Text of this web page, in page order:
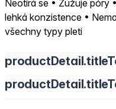
Neotírá se • Zužuje póry
lehká konzistence •
všechny typy pleti